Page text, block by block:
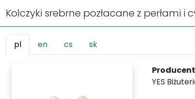
Kolczyki srebrne pozłacane z perłami i
pl en cs sk
Producent
YES